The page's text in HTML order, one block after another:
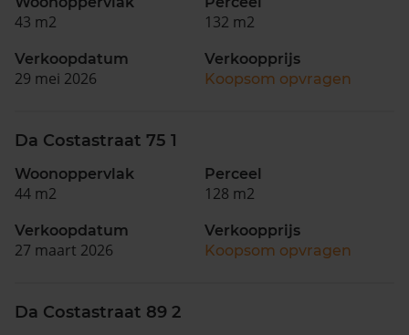
43 m2 132 m2
Verkoopdatum
29 mei 2026
Verkoopprijs
Koopsom opvragen
Da Costastraat 75 1
Woonoppervlak
44 m2
Perceel
128 m2
Verkoopdatum
27 maart 2026
Verkoopprijs
Koopsom opvragen
Da Costastraat 89 2